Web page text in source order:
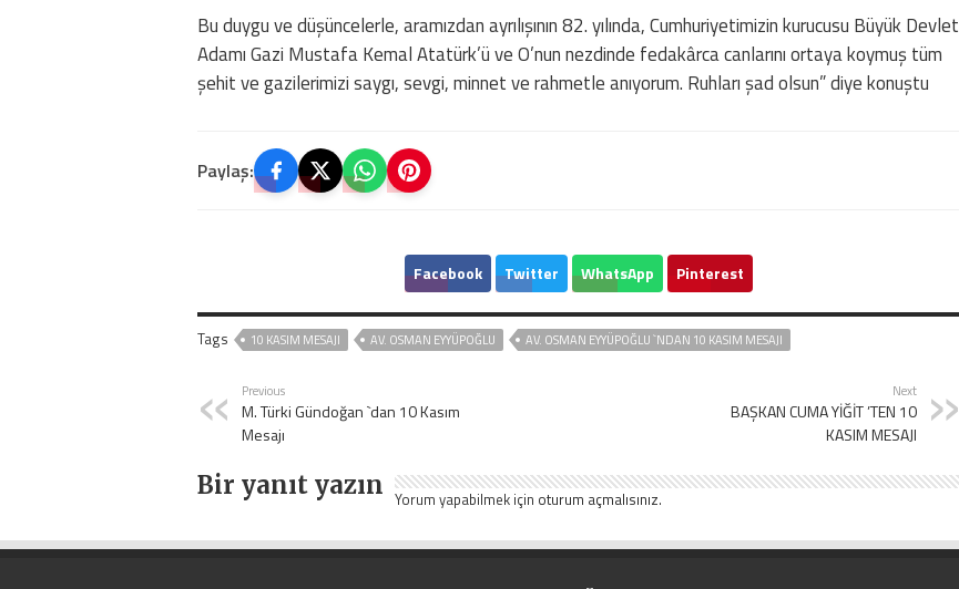
Bu duygu ve düşüncelerle, aramızdan ayrılışının 82. yılında, Cumhuriyetimizin kurucusu Büyük Devlet
Adamı Gazi Mustafa Kemal Atatürk’ü ve O’nun nezdinde fedakârca canlarını ortaya koymuş tüm
şehit ve gazilerimizi saygı, sevgi, minnet ve rahmetle anıyorum. Ruhları şad olsun” diye konuştu
Paylaş:
Facebook Twitter WhatsApp Pinterest
Tags 10 KASIM MESAJI AV. OSMAN EYYÜPOĞLU AV. OSMAN EYYÜPOĞLU `NDAN 10 KASIM MESAJI
Previous
M. Türki Gündoğan `dan 10 Kasım
Mesajı
Next
BAŞKAN CUMA YİĞİT ’TEN 10
KASIM MESAJI
Bir yanıt yazın Yorum yapabilmek için oturum açmalısınız.